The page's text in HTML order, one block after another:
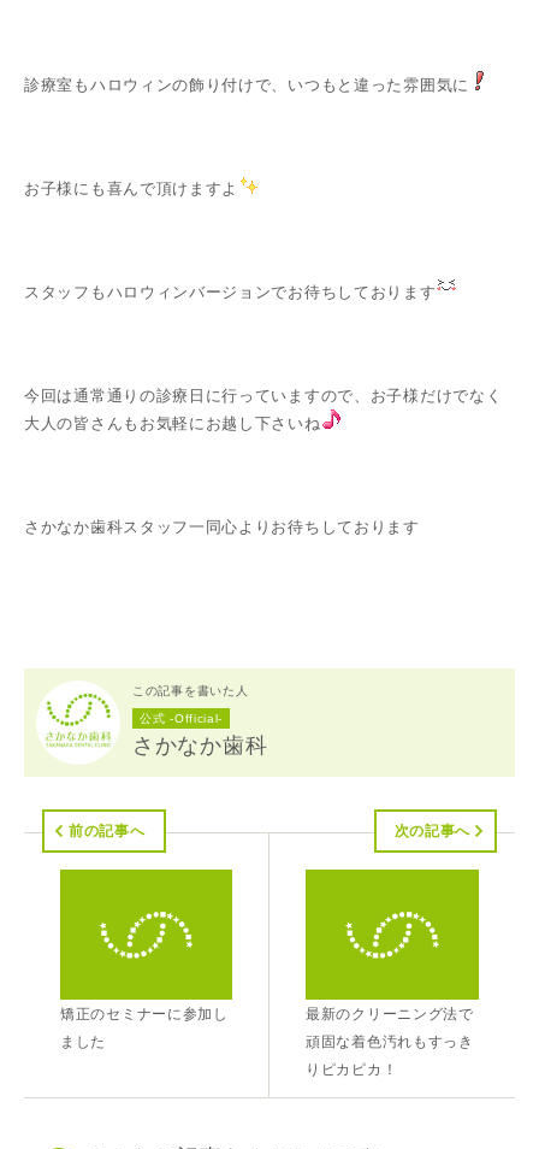
診療室もハロウィンの飾り付けで、いつもと違った雰囲気に
お子様にも喜んで頂けますよ
スタッフもハロウィンバージョンでお待ちしております
今回は通常通りの診療日に行っていますので、お子様だけでなく
大人の皆さんもお気軽にお越し下さいね
さかなか歯科スタッフ一同心よりお待ちしております
この記事を書いた人
公式 -Official-
さかなか歯科
前の記事へ
矯正のセミナーに参加し
ました
次の記事へ
最新のクリーニング法で
頑固な着色汚れもすっき
りピカピカ！